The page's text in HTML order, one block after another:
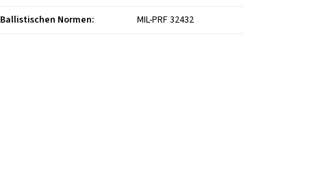
Ballistischen Normen: MIL-PRF 32432